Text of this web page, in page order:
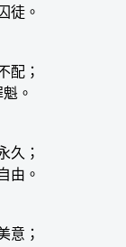
徒。
配；
。
久；
由。
意；